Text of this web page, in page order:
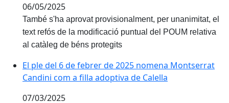
06/05/2025
També s'ha aprovat provisionalment, per unanimitat, el
text refós de la modificació puntual del POUM relativa
al catàleg de béns protegits
El ple del 6 de febrer de 2025 nomena Montserrat
El ple del 6 de febrer de 2025 nomena Montserrat
Candini com a filla adoptiva de Calella
07/03/2025